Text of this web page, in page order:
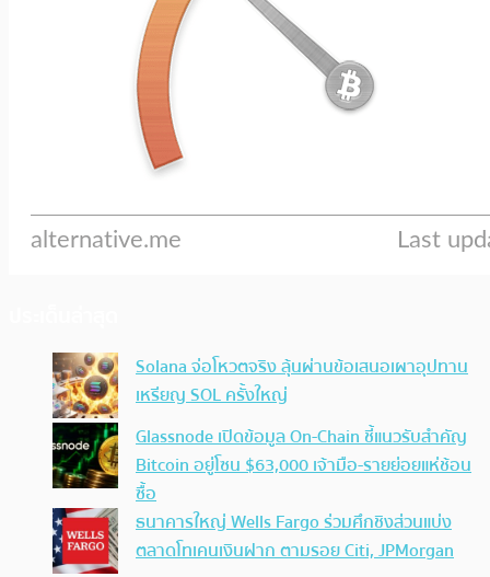
Solana จ่อโหวตจริง ลุ้นผ่านข้อเสนอเผาอุปทาน
เหรียญ SOL ครั้งใหญ่
Glassnode เปิดข้อมูล On-Chain ชี้แนวรับสำคัญ
Bitcoin อยู่โซน $63,000 เจ้ามือ-รายย่อยแห่ช้อน
ซื้อ
ธนาคารใหญ่ Wells Fargo ร่วมศึกชิงส่วนแบ่ง
ตลาดโทเคนเงินฝาก ตามรอย Citi, JPMorgan